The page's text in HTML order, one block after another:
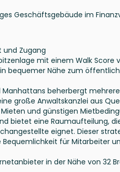
Geschäftsgebäude im
Zugang
mit einem Walk Score
bequemer Nähe zum
Manhattans beherbergt
große Anwaltskanzlei aus
und günstigen
bietet eine Raumaufteilung,
eignet. Dieser
für Mitarbeiter
in der Nähe von 32